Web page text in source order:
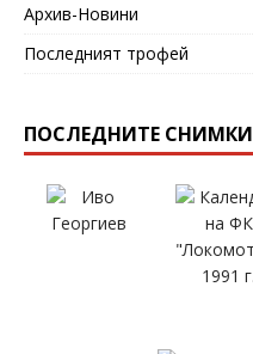
Архив-Новини
Последният трофей
ПОСЛЕДНИТЕ СНИМКИ